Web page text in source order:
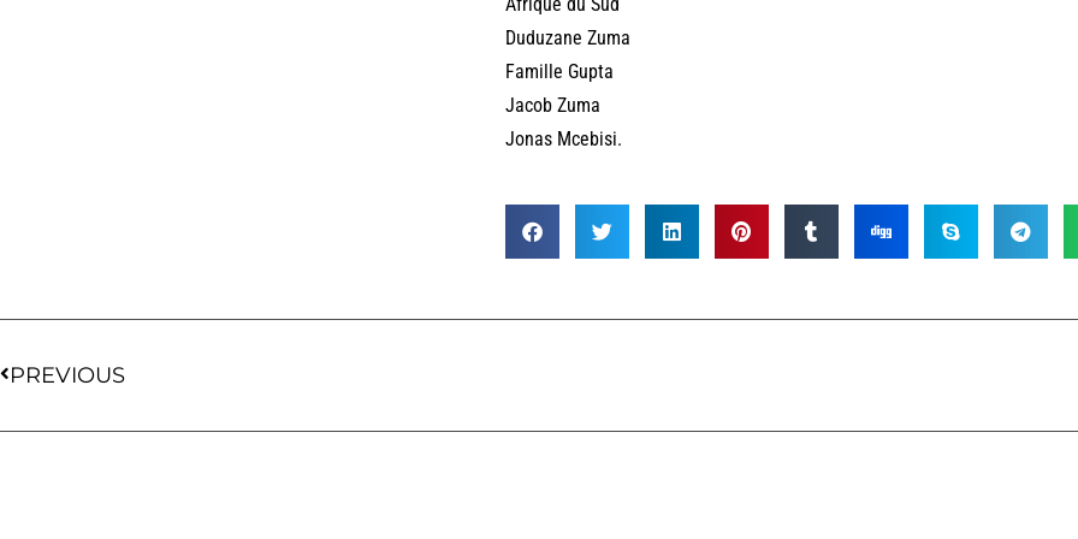
Duduzane Zuma
Famille Gupta
Jacob Zuma
Jonas Mcebisi.
PREVIOUS